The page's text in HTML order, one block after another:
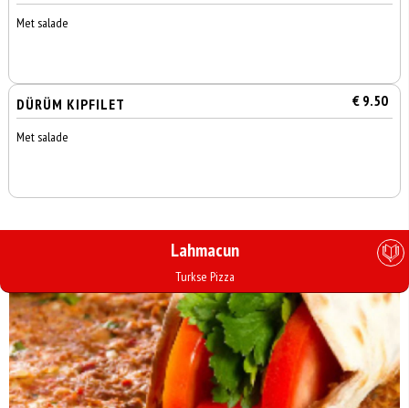
Met salade
DÜRÜM KIPFILET € 9.50
Met salade
Lahmacun
Turkse Pizza